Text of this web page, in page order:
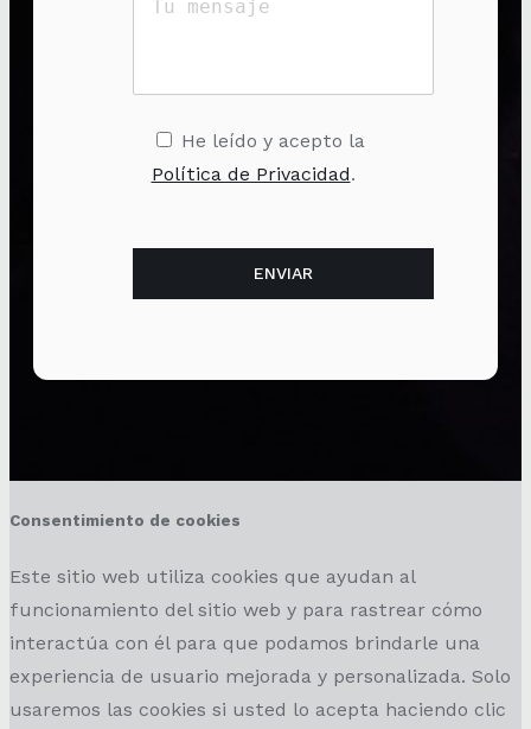
He leído y acepto la
Política de Privacidad.
Consentimiento de cookies
Este sitio web utiliza cookies que ayudan al
funcionamiento del sitio web y para rastrear cómo
interactúa con él para que podamos brindarle una
experiencia de usuario mejorada y personalizada. Solo
usaremos las cookies si usted lo acepta haciendo clic